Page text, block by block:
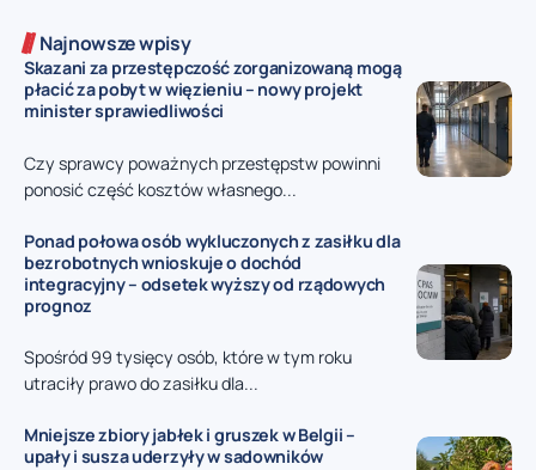
Najnowsze wpisy
Skazani za przestępczość zorganizowaną mogą
płacić za pobyt w więzieniu – nowy projekt
minister sprawiedliwości
Czy sprawcy poważnych przestępstw powinni
ponosić część kosztów własnego...
Ponad połowa osób wykluczonych z zasiłku dla
bezrobotnych wnioskuje o dochód
integracyjny – odsetek wyższy od rządowych
prognoz
Spośród 99 tysięcy osób, które w tym roku
utraciły prawo do zasiłku dla...
Mniejsze zbiory jabłek i gruszek w Belgii –
upały i susza uderzyły w sadowników